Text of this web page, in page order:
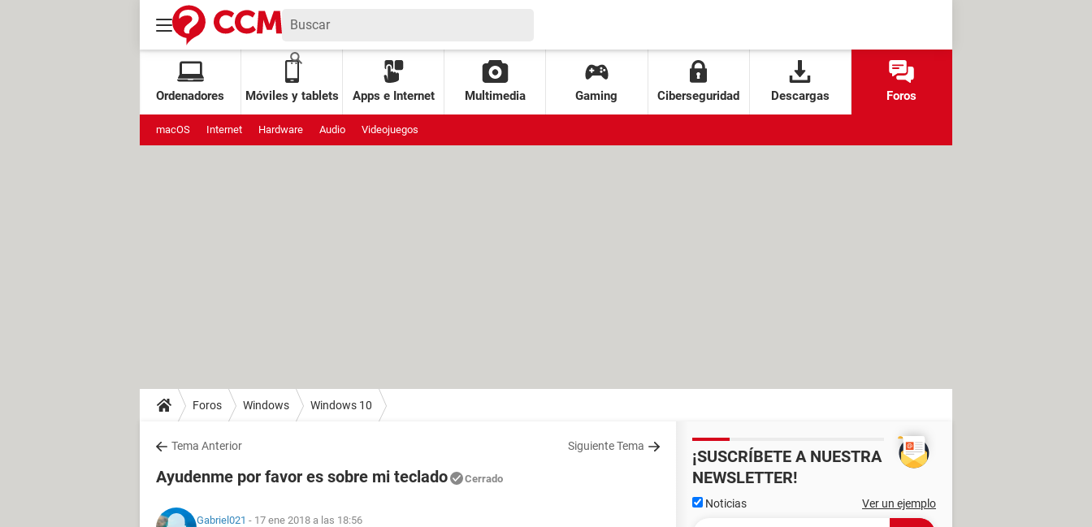
Ordenadores Móviles y tablets Apps e Internet Multimedia Gaming Ciberseguridad Descargas Foros
macOS Internet Hardware Audio Videojuegos
Foros Windows Windows 10
Tema Anterior Siguiente Tema
Ayudenme por favor es sobre mi teclado Cerrado
Gabriel021 - 17 ene 2018 a las 18:56
¡SUSCRÍBETE A NUESTRA
NEWSLETTER!
Noticias Ver un ejemplo